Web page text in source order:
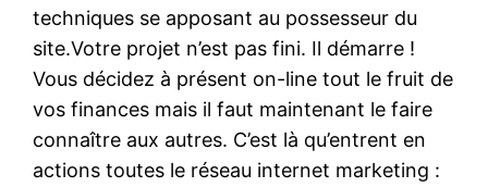
techniques se apposant au possesseur du
site.Votre projet n’est pas fini. Il démarre !
Vous décidez à présent on-line tout le fruit de
vos finances mais il faut maintenant le faire
connaître aux autres. C’est là qu’entrent en
actions toutes le réseau internet marketing :